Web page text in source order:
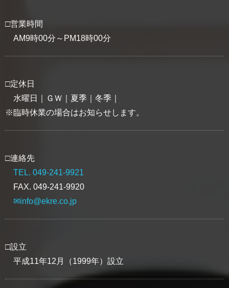
□営業時間
AM9時00分～PM18時00分
□定休日
水曜日｜ＧＷ｜夏季｜冬季｜
※臨時休業の場合はお知らせします。
□連絡先
TEL. 049-241-9921
FAX. 049-241-9920
✉info@ekre.co.jp
□設立
平成11年12月（1999年）設立